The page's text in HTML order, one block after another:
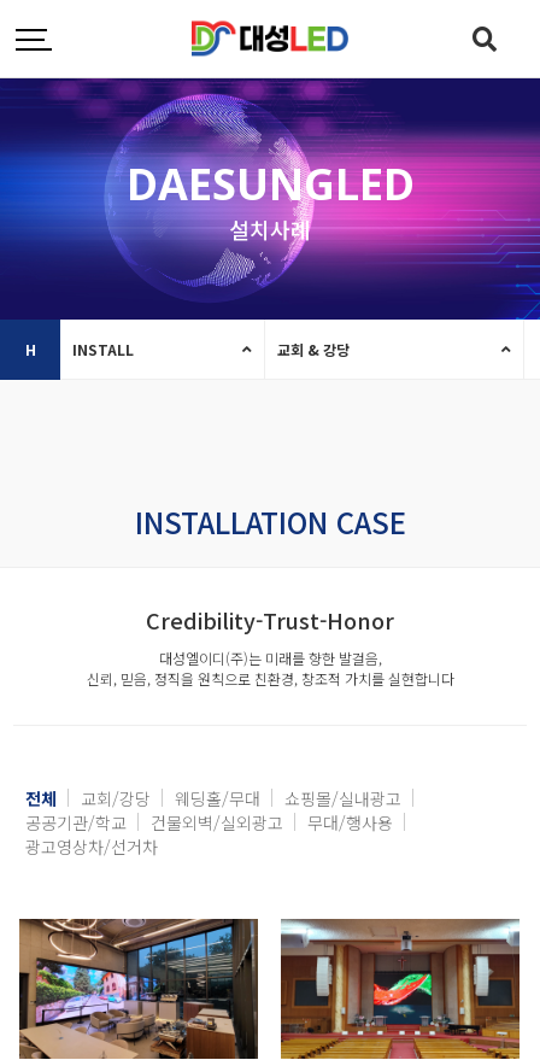
DAESUNGLED
설치사례
H INSTALL 교회 & 강당
INSTALLATION CASE
Credibility-Trust-Honor
대성엘이디(주)는 미래를 향한 발걸음,
신뢰, 믿음, 정직을 원칙으로 친환경, 창조적 가치를 실현합니다
전체 교회/강당 웨딩홀/무대
쇼핑몰/실내광고
공공기관/학교
건물외벽/실외광고
무대/행사용
광고영상차/선거차